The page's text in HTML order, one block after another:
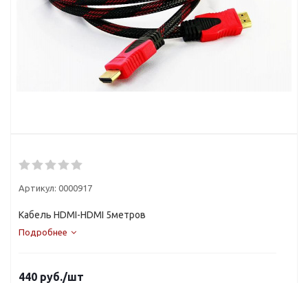
Артикул: 0000917
Кабель HDMI-HDMI 5метров
Подробнее
440 руб./шт